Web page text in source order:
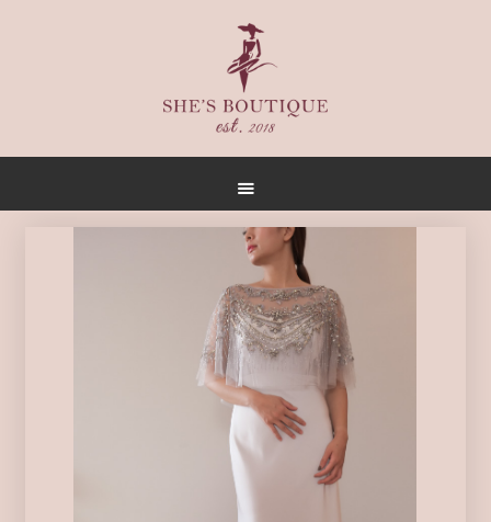
首頁
關於
女人誌
禮服出租
禮服作品
店內空間
客戶推薦
聯名合作
預約方式